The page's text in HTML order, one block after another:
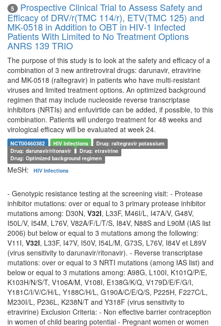
5
Prospective Clinical Trial to Assess Safety and
Efficacy of DRV/r(TMC 114/r), ETV(TMC 125) and
MK-0518 in Addition to OBT in HIV-1 Infected
Patients With Limited to No Treatment Options
ANRS 139 TRIO
The purpose of this study is to look at the safety and efficacy of a
combination of 3 new antiretroviral drugs: darunavir, etravirine
and MK-0518 (raltegravir) in patients who have multi-resistant
viruses and limited treatment options. An optimized background
regimen that may include nucleoside reverse transcriptase
inhibitors (NRTIs) and enfuvirtide can be added, if possible, to this
combination. Patients will undergo treatment for 48 weeks and
virological efficacy will be evaluated at week 24.
NCT00460382 HIV Infections
Drug: raltegravir potassium
Drug: darunavir/ritonavir
Drug: etravirine
Drug: Optimized background regimen
MeSH: HIV Infections
- Genotypic resistance testing at the screening visit: - Protease
inhibitor mutations: over or equal to 3 primary protease inhibitor
mutations among: D30N, V32I, L33F, M46I/L, I47A/V, G48V,
I50L/V, I54M, L76V, V82A/F/L/T/S, I84V, N88S and L90M (IAS list
2006) but below or equal to 3 mutations among the following:
V11I, V32I, L33F, I47V, I50V, I54L/M, G73S, L76V, I84V et L89V
(virus sensitivity to darunavir/ritonavir). - Reverse transcriptase
mutations: over or equal to 3 NRTI mutations (among IAS list) and
below or equal to 3 mutations among: A98G, L100I, K101Q/P/E,
K103H/N/S/T, V106A/M, V108I, E138G/K/Q, V179D/E/F/G/I,
Y181C/I/V/C/H/L, Y188C/H/L, G190A/C/E/Q/S, P225H, F227C/L,
M230I/L, P236L, K238N/T and Y318F (virus sensitivity to
etravirine) Exclusion Criteria: - Non effective barrier contraception
in women of child bearing potential - Pregnant women or women